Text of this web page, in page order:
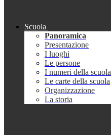
Scuola
Panoramica
Presentazione
I luoghi
Le persone
I numeri della scuola
Le carte della scuola
Organizzazione
La storia